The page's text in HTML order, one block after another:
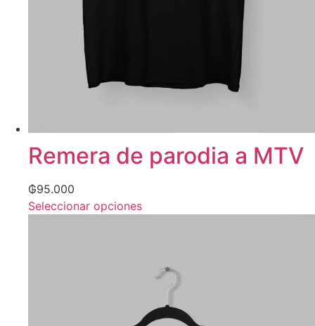
Remera de parodia a MTV
₲95.000
Seleccionar opciones